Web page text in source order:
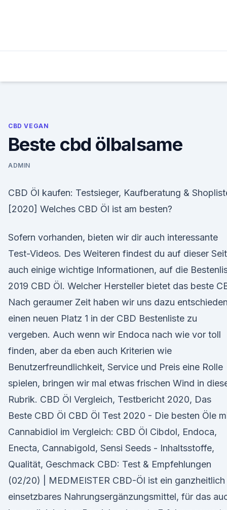
CBD VEGAN
Beste cbd ölbalsame
ADMIN
CBD Öl kaufen: Testsieger, Kaufberatung &
[2020] Welches CBD Öl ist am besten?
Sofern vorhanden, bieten wir dir auch interessante
Test-Videos. Des Weiteren findest du auf dieser
auch einige wichtige Informationen, auf die
2019 CBD Öl. Welcher Hersteller bietet das beste
Nach geraumer Zeit haben wir uns dazu
einen neuen Platz 1 in der CBD Bestenliste zu
vergeben. Auch wenn wir Endoca nach wie vor toll
finden, aber da eben auch Kriterien wie
Benutzerfreundlichkeit, Service und Preis eine Rolle
spielen, bringen wir mal etwas frischen Wind in
Rubrik. CBD Öl Vergleich, Testbericht 2020, Das
Beste CBD Öl CBD Öl Test 2020 - Die besten Öle
Cannabidiol im Vergleich: CBD Öl Cibdol, Endoca,
Enecta, Cannabigold, Sensi Seeds - Inhaltsstoffe,
Qualität, Geschmack CBD: Test & Empfehlungen
(02/20) | MEDMEISTER CBD-Öl ist ein ganzheitlich
einsetzbares Nahrungsergänzungsmittel, für das